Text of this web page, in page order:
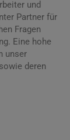
und
Partner für
Fragen
Eine hohe
unser
deren